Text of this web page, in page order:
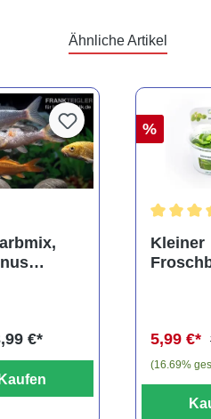
Ähnliche Artikel
€*
Kaufen
%
Kleiner
5,99 €*
(16.69%